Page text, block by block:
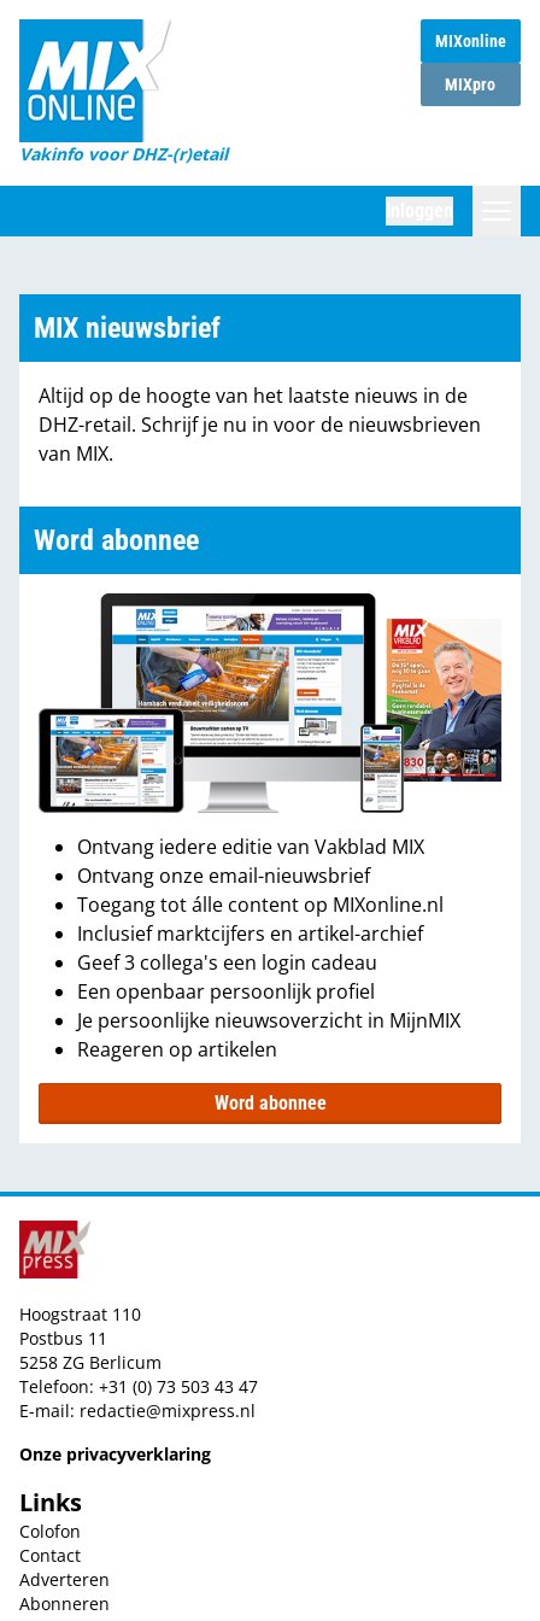
MIXonline
MIXpro
Vakinfo voor DHZ-(r)etail
Home
Magazines
DHZ Sessie
Marktcijfers
Partners
MIX nieuwsbrief
Altijd op de hoogte van het laatste nieuws in de
DHZ-retail. Schrijf je nu in voor de nieuwsbrieven
van MIX.
Word abonnee
Ontvang iedere editie van Vakblad MIX
Ontvang onze email-nieuwsbrief
Toegang tot álle content op MIXonline.nl
Inclusief marktcijfers en artikel-archief
Geef 3 collega's een login cadeau
Een openbaar persoonlijk profiel
Je persoonlijke nieuwsoverzicht in MijnMIX
Reageren op artikelen
Word abonnee
Hoogstraat 110
Postbus 11
5258 ZG Berlicum
Telefoon: +31 (0) 73 503 43 47
E-mail: redactie@mixpress.nl
Onze privacyverklaring
Links
Colofon
Contact
Adverteren
Abonneren